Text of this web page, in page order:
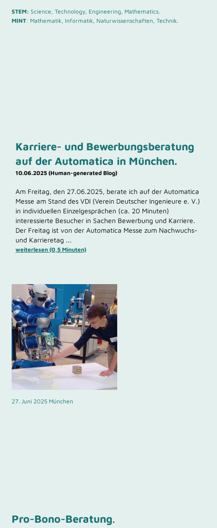
STEM: Science, Technology, Engineering, Mathematics.
MINT: Mathematik, Informatik, Naturwissenschaften, Technik.
Karriere- und Bewerbungsberatung
auf der Automatica in München.
10.06.2025 (Human-generated Blog)
Am Freitag, den 27.06.2025, berate ich auf der Automatica
Messe am Stand des VDI (Verein Deutscher Ingenieure e. V.)
in individuellen Einzelgesprächen (ca. 20 Minuten)
interessierte Besucher in Sachen Bewerbung und Karriere.
Der Freitag ist von der Automatica Messe zum Nachwuchs-
und Karrieretag ...
weiterlesen (0,5 Minuten)
27. Juni 2025 München
Pro-Bono-Beratung.